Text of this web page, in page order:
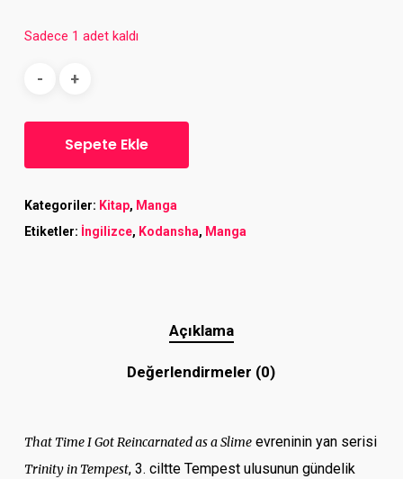
Sadece 1 adet kaldı
Sepete Ekle
Kategoriler: Kitap, Manga
Etiketler: İngilizce, Kodansha, Manga
Açıklama
Değerlendirmeler (0)
That Time I Got Reincarnated as a Slimeevreninin yan serisi
Trinity in Tempest, 3. ciltte Tempest ulusunun gündelik